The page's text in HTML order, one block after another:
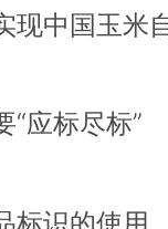
现中国玉米
“应标尽标”
标识的使用